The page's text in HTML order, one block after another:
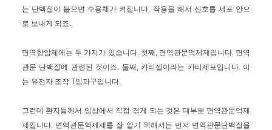
는 단백질이 붙으면 수용체가 켜집니다. 작용을 해서 신호를 세포 안으
로 보내게 되죠.
면역항암제에는 두 가지가 있습니다. 첫째, 면역관문억제제입니다. 면역
관문 단백질에 관련된 것이죠. 둘째, 카티셀이라는 카티세포입니다. 이
는 유전자 조작 T임파구입니다.
그런데 환자들께서 임상에서 직접 겪게 되는 것은 대부분 면역관문억제
제입니다. 면역관문억제제를 잘 알기 위해서는 먼저 면역관문단백질을